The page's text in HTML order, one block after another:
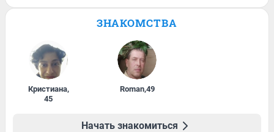
ЗНАКОМСТВА
Кристиана,
45
Roman,49
Начать знакомиться